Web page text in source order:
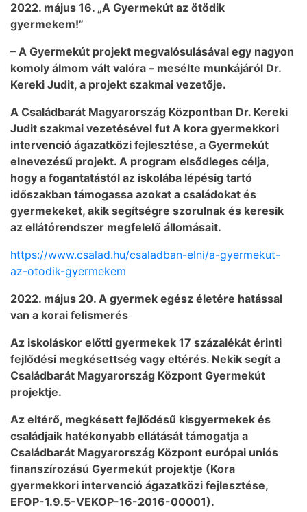
2022. május 16. „A Gyermekút az ötödik
gyermekem!”
– A Gyermekút projekt megvalósulásával egy nagyon
komoly álmom vált valóra – mesélte munkájáról Dr.
Kereki Judit, a projekt szakmai vezetője.
A Családbarát Magyarország Központban Dr. Kereki
Judit szakmai vezetésével fut A kora gyermekkori
intervenció ágazatközi fejlesztése, a Gyermekút
elnevezésű projekt. A program elsődleges célja,
hogy a fogantatástól az iskolába lépésig tartó
időszakban támogassa azokat a családokat és
gyermekeket, akik segítségre szorulnak és keresik
az ellátórendszer megfelelő állomásait.
https://www.csalad.hu/csaladban-elni/a-gyermekut-
az-otodik-gyermekem
2022. május 20. A gyermek egész életére hatással
van a korai felismerés
Az iskoláskor előtti gyermekek 17 százalékát érinti
fejlődési megkésettség vagy eltérés. Nekik segít a
Családbarát Magyarország Központ Gyermekút
projektje.
Az eltérő, megkésett fejlődésű kisgyermekek és
családjaik hatékonyabb ellátását támogatja a
Családbarát Magyarország Központ európai uniós
finanszírozású Gyermekút projektje (Kora
gyermekkori intervenció ágazatközi fejlesztése,
EFOP-1.9.5-VEKOP-16-2016-00001).